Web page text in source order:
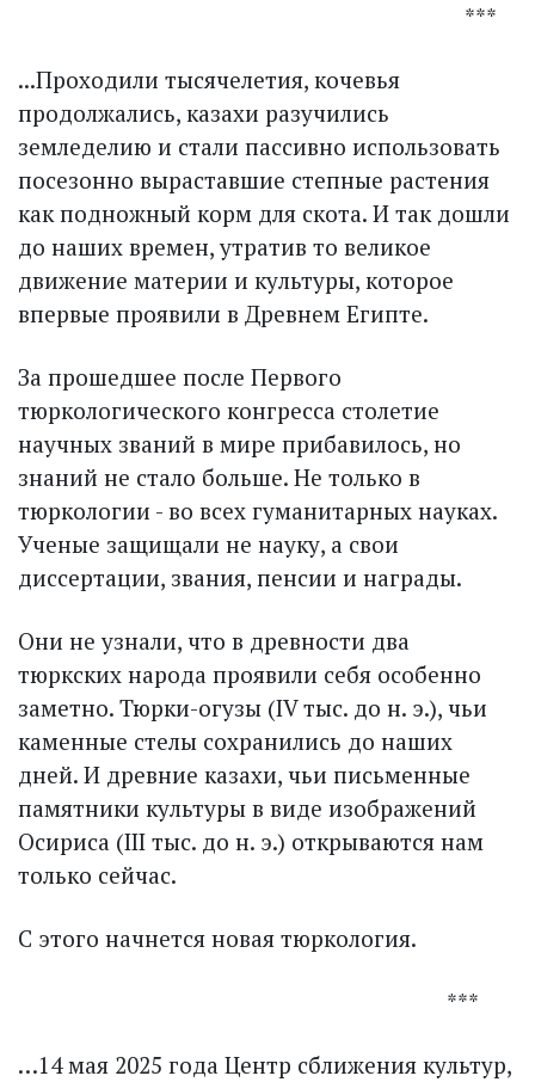
***
...Проходили тысячелетия, кочевья
продолжались, казахи разучились
земледелию и стали пассивно использовать
посезонно выраставшие степные растения
как подножный корм для скота. И так дошли
до наших времен, утратив то великое
движение материи и культуры, которое
впервые проявили в Древнем Египте.
За прошедшее после Первого
тюркологического конгресса столетие
научных званий в мире прибавилось, но
знаний не стало больше. Не только в
тюркологии - во всех гуманитарных науках.
Ученые защищали не науку, а свои
диссертации, звания, пенсии и награды.
Они не узнали, что в древности два
тюркских народа проявили себя особенно
заметно. Тюрки-огузы (IV тыс. до н. э.), чьи
каменные стелы сохранились до наших
дней. И древние казахи, чьи письменные
памятники культуры в виде изображений
Осириса (III тыс. до н. э.) открываются нам
только сейчас.
С этого начнется новая тюркология.
***
…14 мая 2025 года Центр сближения культур,